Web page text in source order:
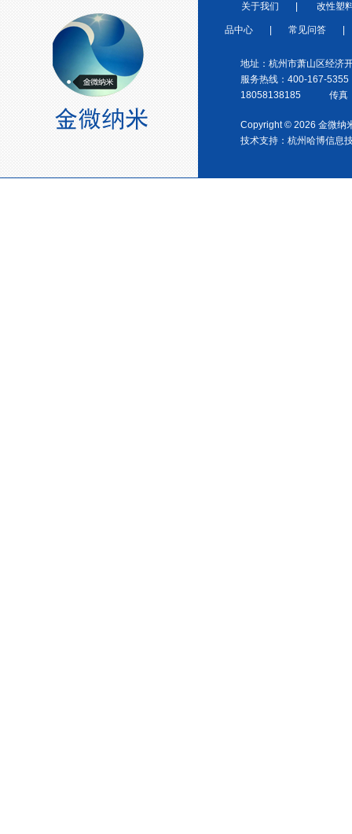
浙江省塑料协会会员
关于我们 改性塑
品中心 常见问答
地址：杭州市萧山区经济
服务热线：400-167-5355
18058138185 传真：
Copyright © 2026 金微纳
技术支持： 杭州哈博信息